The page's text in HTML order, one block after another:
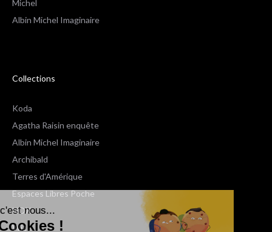
Salut c'est nous...
les Cookies !
Michel
Albin Michel Imaginaire
Collections
Koda
Agatha Raisin enquête
Albin Michel Imaginaire
Archibald
Terres d'Amérique
Espaces Libres Poche
NOX
Wiz